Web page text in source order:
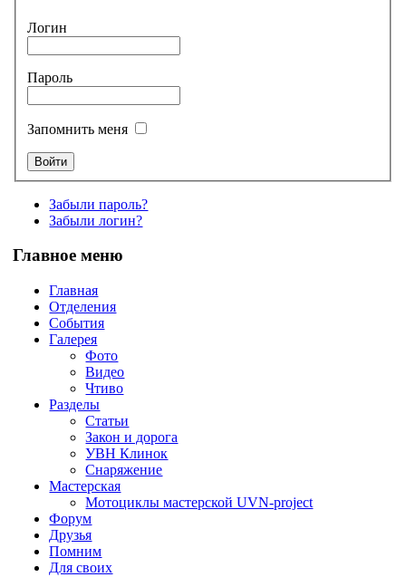
Логин
Пароль
Запомнить меня
Забыли пароль?
Забыли логин?
Главное меню
Главная
Отделения
События
Галерея
Фото
Видео
Чтиво
Разделы
Статьи
Закон и дорога
УВН Клинок
Снаряжение
Мастерская
Мотоциклы мастерской UVN-project
Форум
Друзья
Помним
Для своих